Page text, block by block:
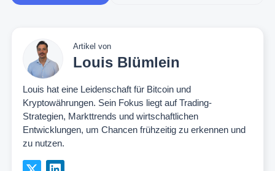
Artikel von
Louis Blümlein
Louis hat eine Leidenschaft für Bitcoin und
Kryptowährungen. Sein Fokus liegt auf Trading-
Strategien, Markttrends und wirtschaftlichen
Entwicklungen, um Chancen frühzeitig zu erkennen und
zu nutzen.